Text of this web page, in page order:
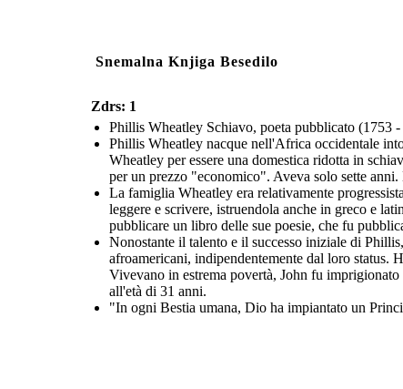
Snemalna Knjiga Besedilo
Zdrs: 1
Phillis Wheatley Schiavo, poeta pubblicato (1753
Phillis Wheatley nacque nell'Africa occidentale
Wheatley per essere una domestica ridotta in
per un prezzo "economico". Aveva solo sette
La famiglia Wheatley era relativamente
leggere e scrivere, istruendola anche in greco e
pubblicare un libro delle sue poesie, che fu
Nonostante il talento e il successo iniziale di
afroamericani, indipendentemente dal loro status.
Vivevano in estrema povertà, John fu
all'età di 31 anni.
"In ogni Bestia umana, Dio ha impiantato un